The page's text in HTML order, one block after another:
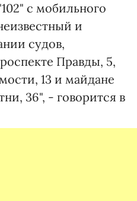
с мобильного
и
судов,
Правды, 5,
13 и майдане
36", - говорится в